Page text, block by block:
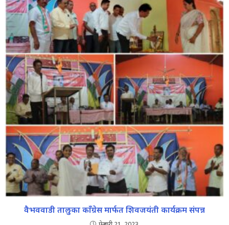
वैभववाडी तालुका काँग्रेस मार्फत शिवजयंती कार्यक्रम संपन्न